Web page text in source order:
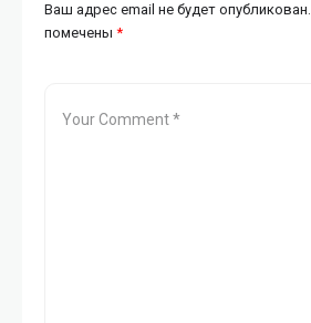
Ваш адрес email не будет опубликован.
помечены *